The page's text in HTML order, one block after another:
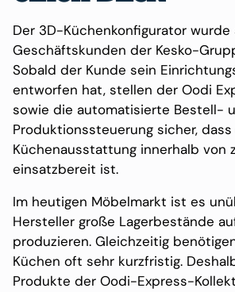
Der 3D-Küchenkonfigurator
Geschäftskunden der Kesko-
Sobald der Kunde sein
entworfen hat, stellen der Oodi
sowie die automatisierte Bestell-
Produktionssteuerung sicher,
Küchenausstattung innerhalb von
einsatzbereit ist.
Im heutigen Möbelmarkt ist es
Hersteller große Lagerbestände
produzieren. Gleichzeitig
Küchen oft sehr kurzfristig.
Produkte der Oodi-Express-